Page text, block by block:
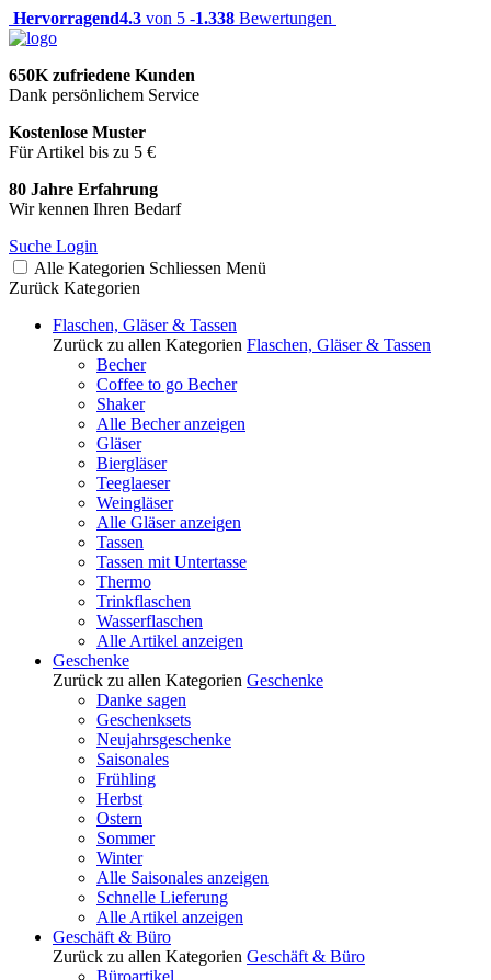
Hervorragend4.3 von 5 -1.338 Bewertungen
650K zufriedene Kunden
Dank persönlichem Service
Kostenlose Muster
Für Artikel bis zu 5 €
80 Jahre Erfahrung
Wir kennen Ihren Bedarf
Suche Login
Alle Kategorien Schliessen Menü
Zurück Kategorien
Flaschen, Gläser & Tassen
Zurück zu allen Kategorien Flaschen, Gläser & Tassen
Becher
Coffee to go Becher
Shaker
Alle Becher anzeigen
Gläser
Biergläser
Teeglaeser
Weingläser
Alle Gläser anzeigen
Tassen
Tassen mit Untertasse
Thermo
Trinkflaschen
Wasserflaschen
Alle Artikel anzeigen
Geschenke
Zurück zu allen Kategorien Geschenke
Danke sagen
Geschenksets
Neujahrsgeschenke
Saisonales
Frühling
Herbst
Ostern
Sommer
Winter
Alle Saisonales anzeigen
Schnelle Lieferung
Alle Artikel anzeigen
Geschäft & Büro
Zurück zu allen Kategorien Geschäft & Büro
Büroartikel